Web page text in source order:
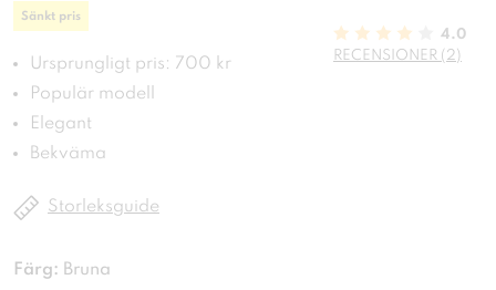
Sänkt pris
Ursprungligt pris: 700 kr
Populär modell
Elegant
Bekväma
4.0
RECENSIONER (2)
Storleksguide
Färg: Bruna